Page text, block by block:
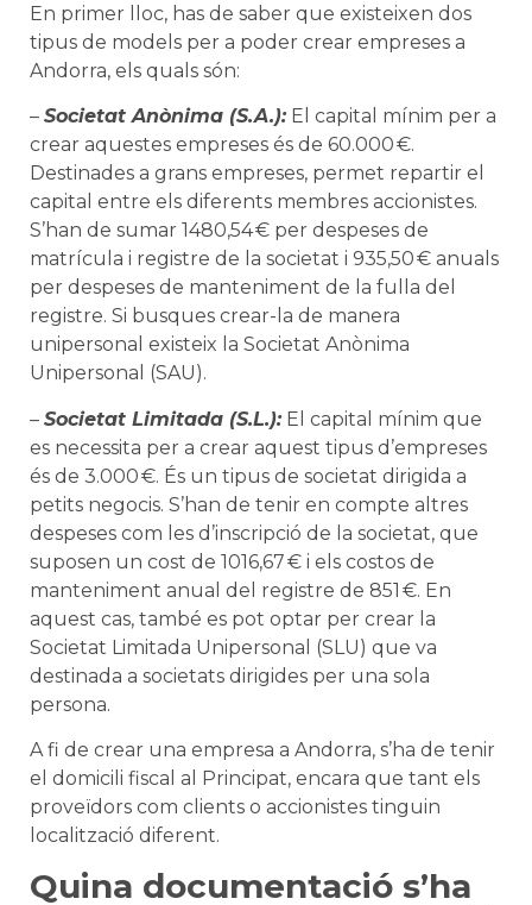
En primer lloc, has de saber que existeixen dos
tipus de models per a poder crear empreses a
Andorra, els quals són:
– Societat Anònima (S.A.):El capital mínim per a
crear aquestes empreses és de 60.000 €.
Destinades a grans empreses, permet repartir el
capital entre els diferents membres accionistes.
S’han de sumar 1480,54 € per despeses de
matrícula i registre de la societat i 935,50 € anuals
per despeses de manteniment de la fulla del
registre. Si busques crear-la de manera
unipersonal existeix la Societat Anònima
Unipersonal (SAU).
– Societat Limitada (S.L.):El capital mínim que
es necessita per a crear aquest tipus d’empreses
és de 3.000 €. És un tipus de societat dirigida a
petits negocis. S’han de tenir en compte altres
despeses com les d’inscripció de la societat, que
suposen un cost de 1016,67 € i els costos de
manteniment anual del registre de 851 €. En
aquest cas, també es pot optar per crear la
Societat Limitada Unipersonal (SLU) que va
destinada a societats dirigides per una sola
persona.
A fi de crear una empresa a Andorra, s’ha de tenir
el domicili fiscal al Principat, encara que tant els
proveïdors com clients o accionistes tinguin
localització diferent.
Quina documentació s’ha